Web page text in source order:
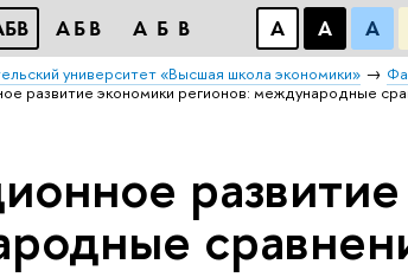
АБВ АБВ А А А
университет «Высшая школа экономики»
развитие экономики регионов: международные